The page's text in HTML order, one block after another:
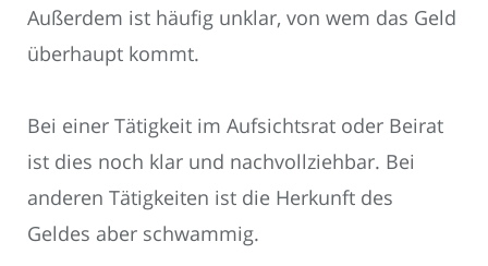
Außerdem ist häufig unklar, von wem das Geld
überhaupt kommt.
Bei einer Tätigkeit im Aufsichtsrat oder Beirat
ist dies noch klar und nachvollziehbar. Bei
anderen Tätigkeiten ist die Herkunft des
Geldes aber schwammig.